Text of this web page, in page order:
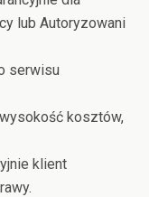
lub Autoryzowani
serwisu
kosztów,
klient